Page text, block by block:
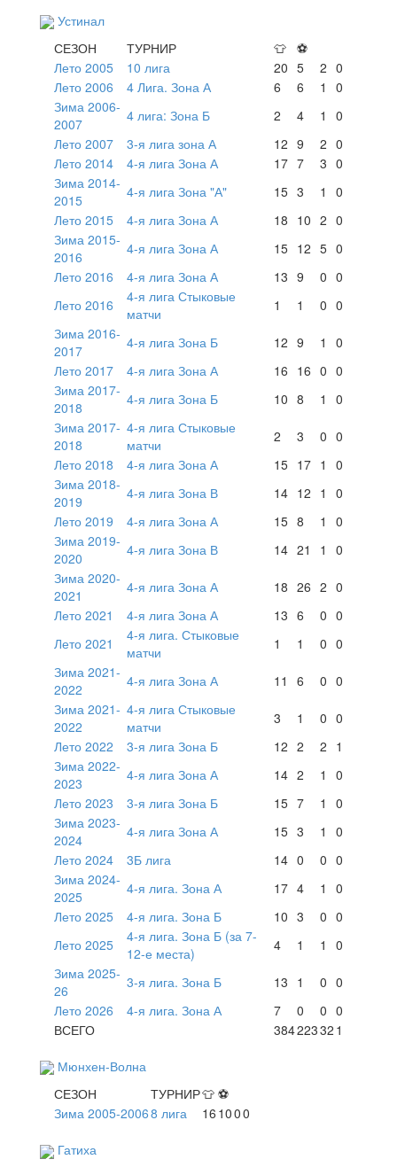
Устинал
СЕЗОН
ТУРНИР 👕 ⚽
Лето 2005
10 лига 20 5 2 0
Лето 2006
4 Лига. Зона А 6 6 1
0
Зима 2006-
2007
4 лига: Зона Б 2 4 1
0
Лето 2007
3-я лига зона А 12 9 2 0
Лето 2014
4-я лига Зона А 17 7 3 0
Зима 2014-
2015
4-я лига Зона "А" 15 3 1
0
Лето 2015
4-я лига Зона А 18 10 2 0
Зима 2015-
2016
4-я лига Зона А 15 12 5 0
Лето 2016
4-я лига Зона А 13 9 0 0
Лето 2016
4-я лига Стыковые
матчи
1 1 0 0
Зима 2016-
2017
4-я лига Зона Б 12 9 1
0
Лето 2017
4-я лига Зона А 16 16 0 0
Зима 2017-
2018
4-я лига Зона Б 10 8 1
0
Зима 2017-
2018
4-я лига Стыковые
матчи
2 3 0 0
Лето 2018
4-я лига Зона А 15 17 1
0
Зима 2018-
2019
4-я лига Зона В 14 12 1
0
Лето 2019
4-я лига Зона А 15 8 1
0
Зима 2019-
2020
4-я лига Зона В 14 21 1
0
Зима 2020-
2021
4-я лига Зона А 18 26 2 0
Лето 2021
4-я лига Зона А 13 6 0 0
Лето 2021
4-я лига. Стыковые
матчи
1 1 0 0
Зима 2021-
2022
4-я лига Зона А 11 6 0 0
Зима 2021-
2022
4-я лига Стыковые
матчи
3 1 0 0
Лето 2022
3-я лига Зона Б 12 2 2 1
Зима 2022-
2023
4-я лига Зона А 14 2 1
0
Лето 2023
3-я лига Зона Б 15 7 1
0
Зима 2023-
2024
4-я лига Зона А 15 3 1
0
Лето 2024
3Б лига 14 0 0 0
Зима 2024-
2025
4-я лига. Зона А 17 4 1
0
Лето 2025
4-я лига. Зона Б 10 3 0 0
Лето 2025
4-я лига. Зона Б (за 7-
12-е места)
4 1 1
0
Зима 2025-
26
3-я лига. Зона Б 13 1 0 0
Лето 2026
4-я лига. Зона А 7 0 0 0
ВСЕГО
38422332 1
Мюнхен-Волна
СЕЗОН
ТУРНИР👕 ⚽
Зима 2005-20068 лига 16 1000
Гатиха